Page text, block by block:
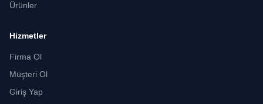
Ürünler
Hizmetler
Firma Ol
Müşteri Ol
Giriş Yap